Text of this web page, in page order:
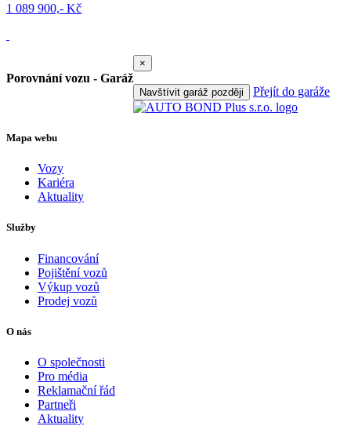
1 089 900,- Kč
Porovnání vozu - Garáž
×
Navštívit garáž později Přejít do garáže
Mapa webu
Vozy
Kariéra
Aktuality
Služby
Financování
Pojištění vozů
Výkup vozů
Prodej vozů
O nás
O společnosti
Pro média
Reklamační řád
Partneři
Aktuality